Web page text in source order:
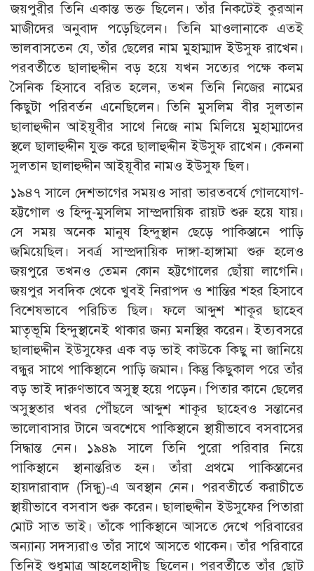
জয়পুরীর তিনি একান্ত ভক্ত ছিলেন। তাঁর নিকটেই কুরআন
মাজীদের অনুবাদ পড়েছিলেন। তিনি মাওলানাকে এতই
ভালবাসতেন যে, তাঁর ছেলের নাম মুহাম্মাদ ইউসুফ রাখেন।
পরবর্তীতে ছালাহুদ্দীন বড় হয়ে যখন সত্যের পক্ষে কলম
সৈনিক হিসাবে বরিত হলেন, তখন তিনি নিজের নামের
কিছুটা পরিবর্তন এনেছিলেন। তিনি মুসলিম বীর সুলতান
ছালাহুদ্দীন আইয়ূবীর সাথে নিজে নাম মিলিয়ে মুহাম্মাদের
স্থলে ছালাহুদ্দীন যুক্ত করে ছালাহুদ্দীন ইউসুফ রাখেন। কেননা
সুলতান ছালাহুদ্দীন আইয়ূবীর নামও ইউসুফ ছিল।
১৯৪৭ সালে দেশভাগের সময়ও সারা ভারতবর্ষে গোলযোগ-
হট্টগোল ও হিন্দু-মুসলিম সাম্প্রদায়িক রায়ট শুরু হয়ে যায়।
সে সময় অনেক মানুষ হিন্দুস্থান ছেড়ে পাকিস্তানে পাড়ি
জমিয়েছিল। সবর্ত্র সাম্প্রদায়িক দাঙ্গা-হাঙ্গামা শুরু হলেও
জয়পুরে তখনও তেমন কোন হট্টগোলের ছোঁয়া লাগেনি।
জয়পুর সবদিক থেকে খুবই নিরাপদ ও শান্তির শহর হিসাবে
বিশেষভাবে পরিচিত ছিল। ফলে আব্দুশ শাকূর ছাহেব
মাতৃভূমি হিন্দুস্থানেই থাকার জন্য মনস্থির করেন। ইত্যবসরে
ছালাহুদ্দীন ইউসুফের এক বড় ভাই কাউকে কিছু না জানিয়ে
বন্ধুর সাথে পাকিস্থানে পাড়ি জমান। কিন্তু কিছুকাল পরে তাঁর
বড় ভাই দারুণভাবে অসুস্থ হয়ে পড়েন। পিতার কানে ছেলের
অসুস্থতার খবর পৌঁছলে আব্দুশ শাকূর ছাহেবও সন্তানের
ভালোবাসার টানে অবশেষে পাকিস্থানে স্থায়ীভাবে বসবাসের
সিদ্ধান্ত নেন। ১৯৪৯ সালে তিনি পুরো পরিবার নিয়ে
পাকিস্থানে স্থানান্তরিত হন। তাঁরা প্রথমে পাকিস্তানের
হায়দারাবাদ (সিন্ধু)-এ অবস্থান নেন। পরবতীর্তে করাচীতে
স্থায়ীভাবে বসবাস শুরু করেন। ছালাহুদ্দীন ইউসুফের পিতারা
মোট সাত ভাই। তাঁকে পাকিস্থানে আসতে দেখে পরিবারের
অন্যান্য সদস্যরাও তাঁর সাথে আসতে থাকেন। তাঁর পরিবারে
তিনিই শুধুমাত্র আহলেহাদীছ ছিলেন। পরবর্তীতে তাঁর ছোট